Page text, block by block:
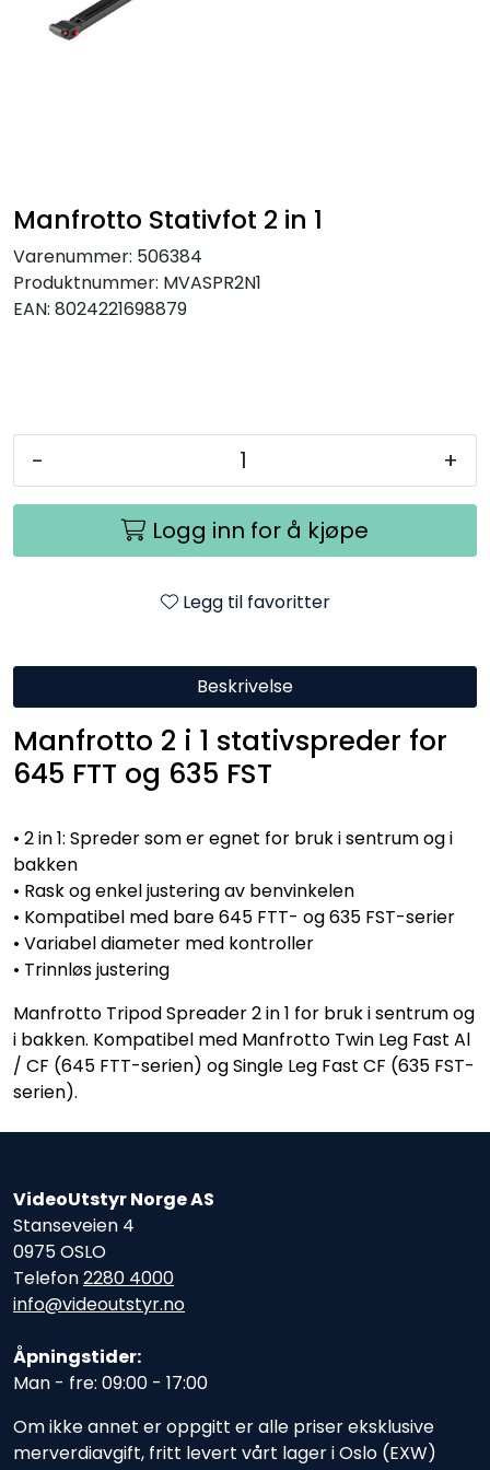
Manfrotto Stativfot 2 in 1
Varenummer: 506384
Produktnummer: MVASPR2N1
EAN: 8024221698879
- +
Logg inn for å kjøpe
Legg til favoritter
Beskrivelse
Manfrotto 2 i 1 stativspreder for
645 FTT og 635 FST
• 2 in 1: Spreder som er egnet for bruk i sentrum og i
bakken
• Rask og enkel justering av benvinkelen
• Kompatibel med bare 645 FTT- og 635 FST-serier
• Variabel diameter med kontroller
• Trinnløs justering
Manfrotto Tripod Spreader 2 in 1 for bruk i sentrum og
i bakken. Kompatibel med Manfrotto Twin Leg Fast Al
/ CF (645 FTT-serien) og Single Leg Fast CF (635 FST-
serien).
VideoUtstyr Norge AS
Stanseveien 4
0975 OSLO
Telefon2280 4000
info@videoutstyr.no
Åpningstider:
Man - fre: 09:00 - 17:00
Om ikke annet er oppgitt er alle priser eksklusive
merverdiavgift, fritt levert vårt lager i Oslo (EXW)
SAMTALEROM